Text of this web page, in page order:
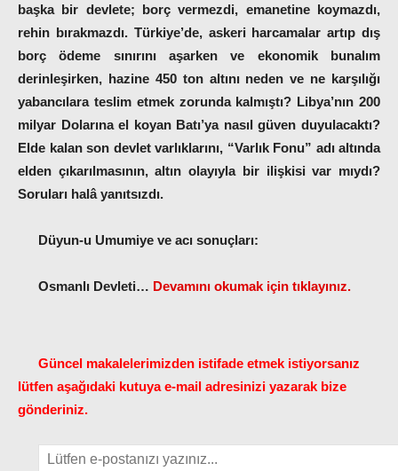
başka bir devlete; borç vermezdi, emanetine koymazdı,
rehin bırakmazdı. Türkiye’de, askeri harcamalar artıp dış
borç ödeme sınırını aşarken ve ekonomik bunalım
derinleşirken, hazine 450 ton altını neden ve ne karşılığı
yabancılara teslim etmek zorunda kalmıştı? Libya’nın 200
milyar Dolarına el koyan Batı’ya nasıl güven duyulacaktı?
Elde kalan son devlet varlıklarını, “Varlık Fonu” adı altında
elden çıkarılmasının, altın olayıyla bir ilişkisi var mıydı?
Soruları halâ yanıtsızdı.
Düyun-u Umumiye ve acı sonuçları:
Osmanlı Devleti… Devamını okumak için tıklayınız.
Güncel makalelerimizden istifade etmek istiyorsanız
lütfen aşağıdaki kutuya e-mail adresinizi yazarak bize
gönderiniz.